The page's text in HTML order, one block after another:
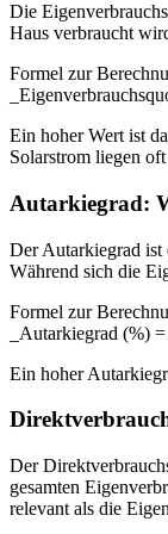
Die
Haus verbraucht
Formel zur
Ein hoher Wert ist
Solarstrom liegen
Autarkiegrad:
Der Autarkiegrad ist
Während sich die
Formel zur
_Autarkiegrad (%)
Ein hoher
Der
gesamten
relevant als die